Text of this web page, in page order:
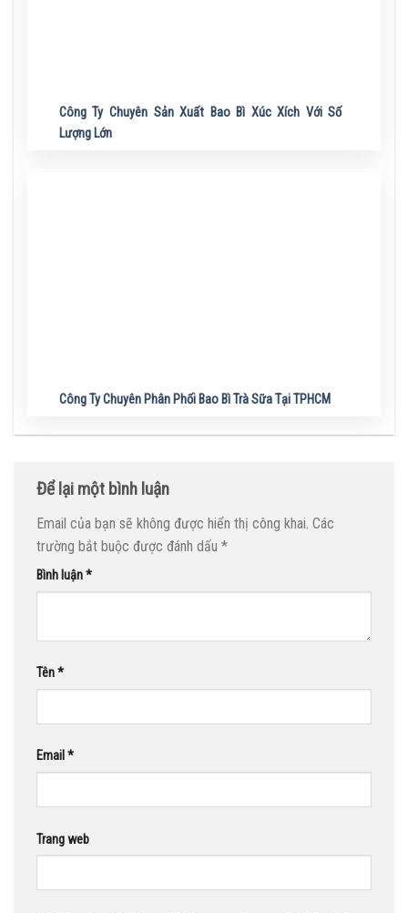
Công Ty Chuyên Sản Xuất Bao Bì Xúc Xích Với Số
Lượng Lớn
Công Ty Chuyên Phân Phối Bao Bì Trà Sữa Tại TPHCM
Để lại một bình luận
Email của bạn sẽ không được hiển thị công khai. Các
trường bắt buộc được đánh dấu *
Bình luận*
Tên*
Email *
Trang web